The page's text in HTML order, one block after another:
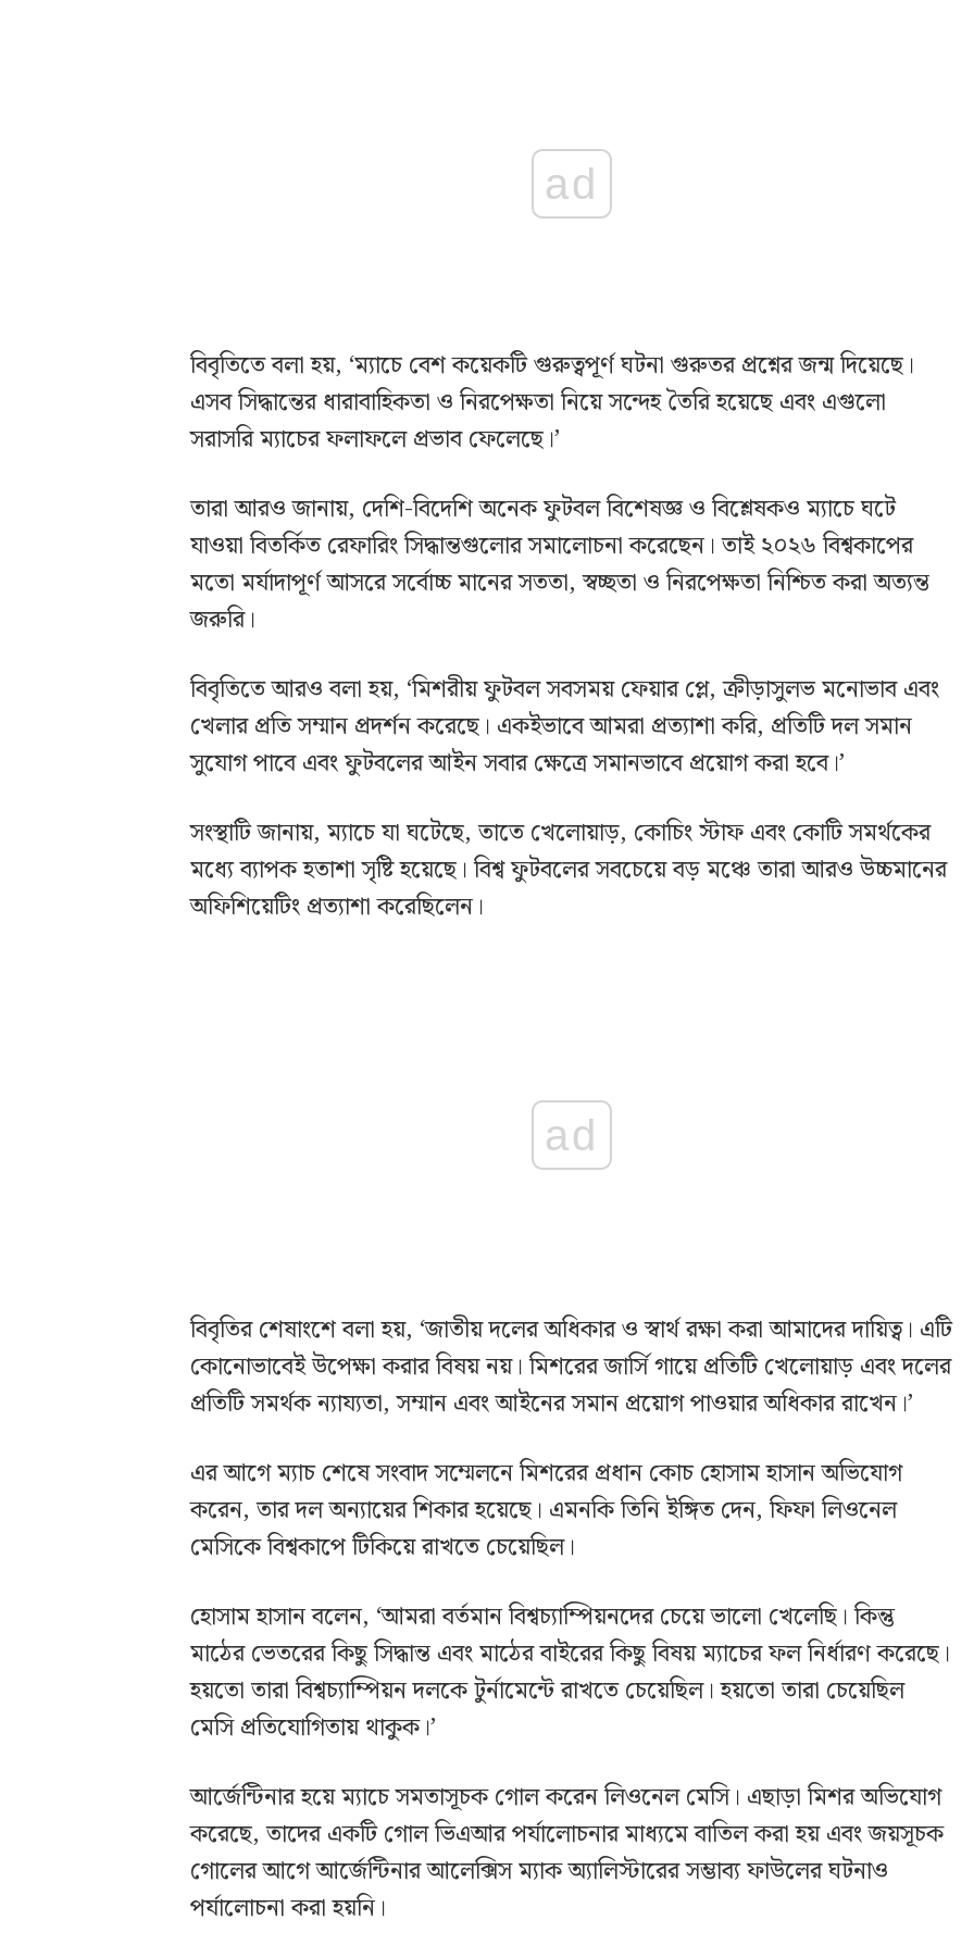
ad
বিবৃতিতে বলা হয়, ‘ম্যাচে বেশ কয়েকটি গুরুত্বপূর্ণ ঘটনা গুরুতর প্রশ্নের জন্ম দিয়েছে।
এসব সিদ্ধান্তের ধারাবাহিকতা ও নিরপেক্ষতা নিয়ে সন্দেহ তৈরি হয়েছে এবং এগুলো
সরাসরি ম্যাচের ফলাফলে প্রভাব ফেলেছে।’
তারা আরও জানায়, দেশি-বিদেশি অনেক ফুটবল বিশেষজ্ঞ ও বিশ্লেষকও ম্যাচে ঘটে
যাওয়া বিতর্কিত রেফারিং সিদ্ধান্তগুলোর সমালোচনা করেছেন। তাই ২০২৬ বিশ্বকাপের
মতো মর্যাদাপূর্ণ আসরে সর্বোচ্চ মানের সততা, স্বচ্ছতা ও নিরপেক্ষতা নিশ্চিত করা অত্যন্ত
জরুরি।
বিবৃতিতে আরও বলা হয়, ‘মিশরীয় ফুটবল সবসময় ফেয়ার প্লে, ক্রীড়াসুলভ মনোভাব এবং
খেলার প্রতি সম্মান প্রদর্শন করেছে। একইভাবে আমরা প্রত্যাশা করি, প্রতিটি দল সমান
সুযোগ পাবে এবং ফুটবলের আইন সবার ক্ষেত্রে সমানভাবে প্রয়োগ করা হবে।’
সংস্থাটি জানায়, ম্যাচে যা ঘটেছে, তাতে খেলোয়াড়, কোচিং স্টাফ এবং কোটি সমর্থকের
মধ্যে ব্যাপক হতাশা সৃষ্টি হয়েছে। বিশ্ব ফুটবলের সবচেয়ে বড় মঞ্চে তারা আরও উচ্চমানের
অফিশিয়েটিং প্রত্যাশা করেছিলেন।
ad
বিবৃতির শেষাংশে বলা হয়, ‘জাতীয় দলের অধিকার ও স্বার্থ রক্ষা করা আমাদের দায়িত্ব। এটি
কোনোভাবেই উপেক্ষা করার বিষয় নয়। মিশরের জার্সি গায়ে প্রতিটি খেলোয়াড় এবং দলের
প্রতিটি সমর্থক ন্যায্যতা, সম্মান এবং আইনের সমান প্রয়োগ পাওয়ার অধিকার রাখেন।’
এর আগে ম্যাচ শেষে সংবাদ সম্মেলনে মিশরের প্রধান কোচ হোসাম হাসান অভিযোগ
করেন, তার দল অন্যায়ের শিকার হয়েছে। এমনকি তিনি ইঙ্গিত দেন, ফিফা লিওনেল
মেসিকে বিশ্বকাপে টিকিয়ে রাখতে চেয়েছিল।
হোসাম হাসান বলেন, ‘আমরা বর্তমান বিশ্বচ্যাম্পিয়নদের চেয়ে ভালো খেলেছি। কিন্তু
মাঠের ভেতরের কিছু সিদ্ধান্ত এবং মাঠের বাইরের কিছু বিষয় ম্যাচের ফল নির্ধারণ করেছে।
হয়তো তারা বিশ্বচ্যাম্পিয়ন দলকে টুর্নামেন্টে রাখতে চেয়েছিল। হয়তো তারা চেয়েছিল
মেসি প্রতিযোগিতায় থাকুক।’
আর্জেন্টিনার হয়ে ম্যাচে সমতাসূচক গোল করেন লিওনেল মেসি। এছাড়া মিশর অভিযোগ
করেছে, তাদের একটি গোল ভিএআর পর্যালোচনার মাধ্যমে বাতিল করা হয় এবং জয়সূচক
গোলের আগে আর্জেন্টিনার আলেক্সিস ম্যাক অ্যালিস্টারের সম্ভাব্য ফাউলের ঘটনাও
পর্যালোচনা করা হয়নি।